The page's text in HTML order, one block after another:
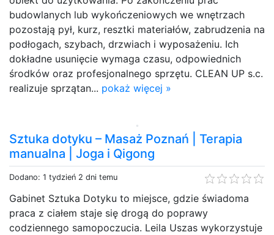
budowlanych lub wykończeniowych we wnętrzach
pozostają pył, kurz, resztki materiałów, zabrudzenia na
podłogach, szybach, drzwiach i wyposażeniu. Ich
dokładne usunięcie wymaga czasu, odpowiednich
środków oraz profesjonalnego sprzętu. CLEAN UP s.c.
realizuje sprzątan... pokaż więcej »
Sztuka dotyku – Masaż Poznań | Terapia
manualna | Joga i Qigong
Dodano: 1 tydzień 2 dni temu
Gabinet Sztuka Dotyku to miejsce, gdzie świadoma
praca z ciałem staje się drogą do poprawy
codziennego samopoczucia. Leila Uszas wykorzystuje